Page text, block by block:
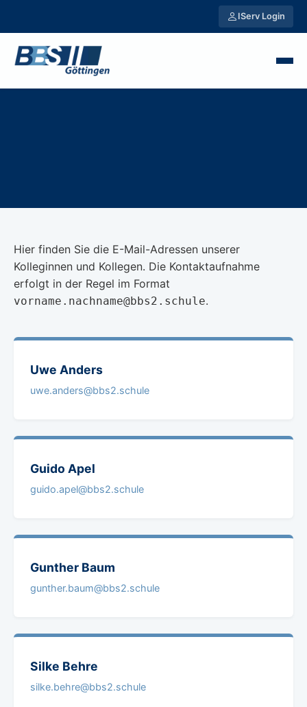
IServ Login
Hier finden Sie die E-Mail-Adressen unserer
Kolleginnen und Kollegen. Die Kontaktaufnahme
erfolgt in der Regel im Format
vorname.nachname@bbs2.schule.
Uwe Anders
uwe.anders@bbs2.schule
Guido Apel
guido.apel@bbs2.schule
Gunther Baum
gunther.baum@bbs2.schule
Silke Behre
silke.behre@bbs2.schule